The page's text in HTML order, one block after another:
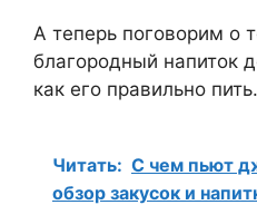
А теперь поговорим о
благородный напиток
как его правильно пить.
Читать: С чем пьют
обзор закусок и